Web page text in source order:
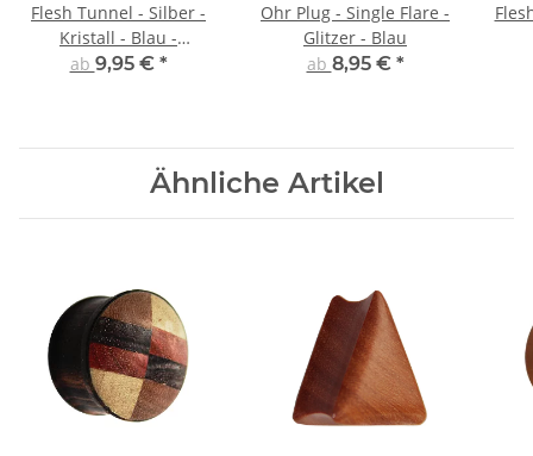
Flesh Tunnel - Silber -
Kristall - Blau -
Schutzschicht
ab 9,95 € *
Ohr Plug - Single Flare -
Glitzer - Blau
ab 8,95 € *
Ähnliche Artikel